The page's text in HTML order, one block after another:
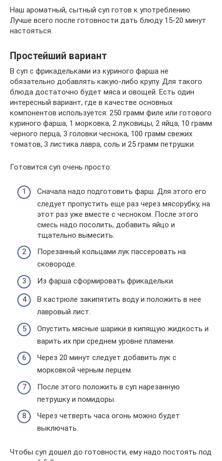
Наш ароматный, сытный суп готов к употреблению.
Лучше всего после готовности дать блюду 15-20 минут
настояться.
Простейший вариант
В суп с фрикадельками из куриного фарша не
обязательно добавлять какую-либо крупу. Для такого
блюда достаточно будет мяса и овощей. Есть один
интересный вариант, где в качестве основных
компонентов используется: 250 грамм филе или готового
куриного фарша, 1 морковка, 2 луковицы, 2 яйца, 10 грамм
черного перца, 3 головки чеснока, 100 грамм свежих
томатов, 3 листика лавра, соль и 25 грамм петрушки.
Готовится суп очень просто:
Сначала надо подготовить фарш. Для этого его
следует пропустить еще раз через мясорубку, на
этот раз уже вместе с чесноком. После этого
смесь надо посолить, добавить яйцо и
тщательно вымесить.
Порезанный кольцами лук пассеровать на
сковороде.
Из фарша сформировать фрикадельки.
В кастрюле закипятить воду и положить в нее
лавровый лист.
Опустить мясные шарики в кипящую жидкость и
варить их при среднем уровне пламени.
Через 20 минут следует добавить лук с
морковкой черным перцем.
После этого положить в суп нарезанную
петрушку и помидоры.
Через четверть часа огонь можно будет
выключать.
Чтобы суп дошел до готовности, ему надо постоять под